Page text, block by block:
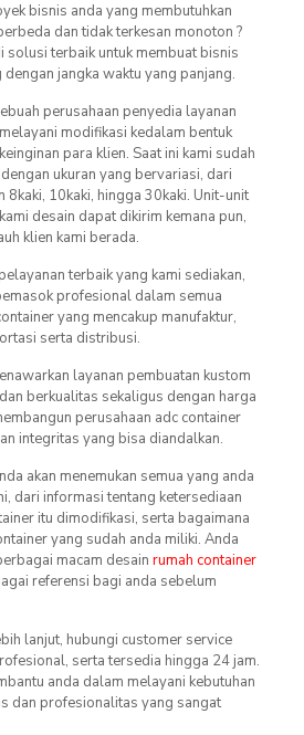
bisnis anda yang membutuhkan
dan tidak terkesan monoton ?
solusi terbaik untuk membuat bisnis
jangka waktu yang panjang.
perusahaan penyedia layanan
modifikasi kedalam bentuk
para klien. Saat ini kami sudah
ukuran yang bervariasi, dari
8kaki, 10kaki, hingga 30kaki. Unit-unit
desain dapat dikirim kemana pun,
klien kami berada.
terbaik yang kami sediakan,
profesional dalam semua
yang mencakup manufaktur,
serta distribusi.
layanan pembuatan kustom
berkualitas sekaligus dengan harga
perusahaan adc container
integritas yang bisa diandalkan.
akan menemukan semua yang anda
dari informasi tentang ketersediaan
itu dimodifikasi, serta bagaimana
yang sudah anda miliki. Anda
macam desain rumah container
referensi bagi anda sebelum
lanjut, hubungi customer service
serta tersedia hingga 24 jam.
anda dalam melayani kebutuhan
dan profesionalitas yang sangat